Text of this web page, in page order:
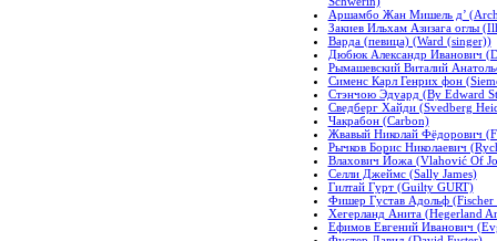
Аршамбо Жан Мишель д’
Закиев Ильхам Азизага оглы
Варда (певица) (Ward (singer))
Дюбюк Александр Иванович
Рымашевский Виталий
Сименс Карл Генрих фон
Стэнчою Эдуард (By Edward
Сведберг Хайди (Svedberg
Чакрабон (Carbon)
Жвавый Николай Фёдорович
Рычков Борис Николаевич
Влахович Йожа (Vlahović Of
Селли Джеймс (Sally James)
Гилтай Гурт (Guilty GURT)
Фишер Густав Адольф (Fischer
Хегерланд Анита (Hegerland
Ефимов Евгений Иванович